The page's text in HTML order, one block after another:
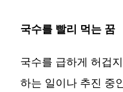
국수를 빨리 먹는 꿈
국수를 급하게 허겁
하는 일이나 추진 중